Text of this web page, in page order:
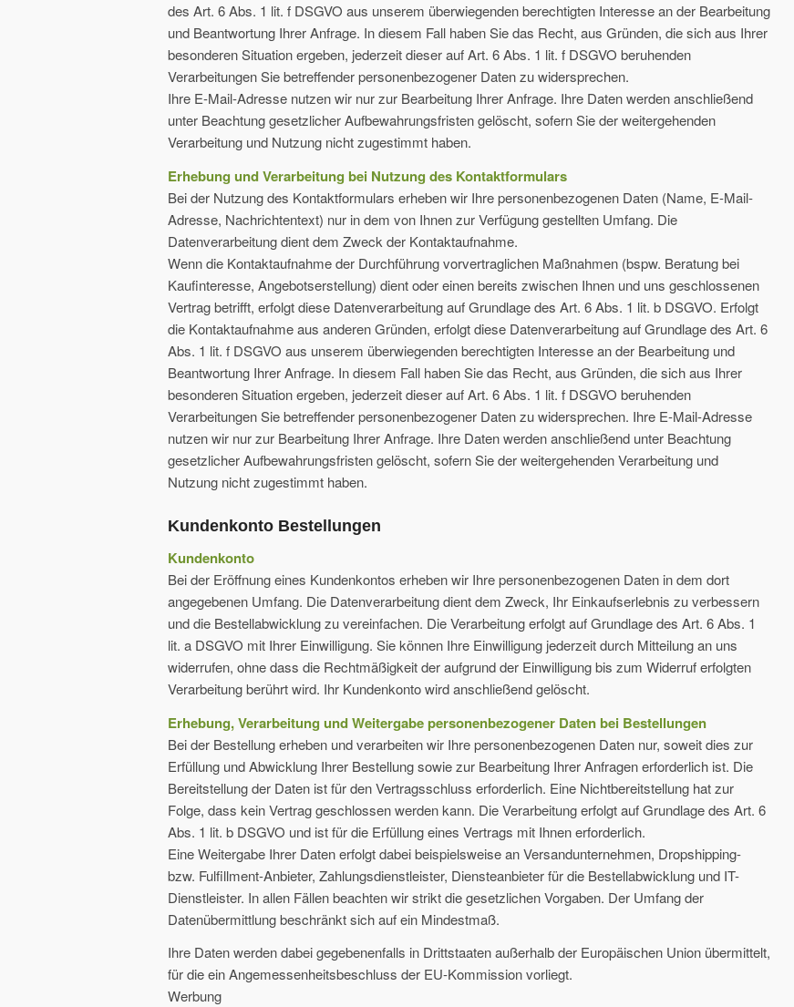
des Art. 6 Abs. 1 lit. f DSGVO aus unserem überwiegenden berechtigten Interesse an der Bearbeitung
und Beantwortung Ihrer Anfrage. In diesem Fall haben Sie das Recht, aus Gründen, die sich aus Ihrer
besonderen Situation ergeben, jederzeit dieser auf Art. 6 Abs. 1 lit. f DSGVO beruhenden
Verarbeitungen Sie betreffender personenbezogener Daten zu widersprechen.
Ihre E-Mail-Adresse nutzen wir nur zur Bearbeitung Ihrer Anfrage. Ihre Daten werden anschließend
unter Beachtung gesetzlicher Aufbewahrungsfristen gelöscht, sofern Sie der weitergehenden
Verarbeitung und Nutzung nicht zugestimmt haben.
Erhebung und Verarbeitung bei Nutzung des Kontaktformulars
Bei der Nutzung des Kontaktformulars erheben wir Ihre personenbezogenen Daten (Name, E-Mail-
Adresse, Nachrichtentext) nur in dem von Ihnen zur Verfügung gestellten Umfang. Die
Datenverarbeitung dient dem Zweck der Kontaktaufnahme.
Wenn die Kontaktaufnahme der Durchführung vorvertraglichen Maßnahmen (bspw. Beratung bei
Kaufinteresse, Angebotserstellung) dient oder einen bereits zwischen Ihnen und uns geschlossenen
Vertrag betrifft, erfolgt diese Datenverarbeitung auf Grundlage des Art. 6 Abs. 1 lit. b DSGVO. Erfolgt
die Kontaktaufnahme aus anderen Gründen, erfolgt diese Datenverarbeitung auf Grundlage des Art. 6
Abs. 1 lit. f DSGVO aus unserem überwiegenden berechtigten Interesse an der Bearbeitung und
Beantwortung Ihrer Anfrage. In diesem Fall haben Sie das Recht, aus Gründen, die sich aus Ihrer
besonderen Situation ergeben, jederzeit dieser auf Art. 6 Abs. 1 lit. f DSGVO beruhenden
Verarbeitungen Sie betreffender personenbezogener Daten zu widersprechen. Ihre E-Mail-Adresse
nutzen wir nur zur Bearbeitung Ihrer Anfrage. Ihre Daten werden anschließend unter Beachtung
gesetzlicher Aufbewahrungsfristen gelöscht, sofern Sie der weitergehenden Verarbeitung und
Nutzung nicht zugestimmt haben.
Kundenkonto Bestellungen
Kundenkonto
Bei der Eröffnung eines Kundenkontos erheben wir Ihre personenbezogenen Daten in dem dort
angegebenen Umfang. Die Datenverarbeitung dient dem Zweck, Ihr Einkaufserlebnis zu verbessern
und die Bestellabwicklung zu vereinfachen. Die Verarbeitung erfolgt auf Grundlage des Art. 6 Abs. 1
lit. a DSGVO mit Ihrer Einwilligung. Sie können Ihre Einwilligung jederzeit durch Mitteilung an uns
widerrufen, ohne dass die Rechtmäßigkeit der aufgrund der Einwilligung bis zum Widerruf erfolgten
Verarbeitung berührt wird. Ihr Kundenkonto wird anschließend gelöscht.
Erhebung, Verarbeitung und Weitergabe personenbezogener Daten bei Bestellungen
Bei der Bestellung erheben und verarbeiten wir Ihre personenbezogenen Daten nur, soweit dies zur
Erfüllung und Abwicklung Ihrer Bestellung sowie zur Bearbeitung Ihrer Anfragen erforderlich ist. Die
Bereitstellung der Daten ist für den Vertragsschluss erforderlich. Eine Nichtbereitstellung hat zur
Folge, dass kein Vertrag geschlossen werden kann. Die Verarbeitung erfolgt auf Grundlage des Art. 6
Abs. 1 lit. b DSGVO und ist für die Erfüllung eines Vertrags mit Ihnen erforderlich.
Eine Weitergabe Ihrer Daten erfolgt dabei beispielsweise an Versandunternehmen, Dropshipping-
bzw. Fulfillment-Anbieter, Zahlungsdienstleister, Diensteanbieter für die Bestellabwicklung und IT-
Dienstleister. In allen Fällen beachten wir strikt die gesetzlichen Vorgaben. Der Umfang der
Datenübermittlung beschränkt sich auf ein Mindestmaß.
Ihre Daten werden dabei gegebenenfalls in Drittstaaten außerhalb der Europäischen Union übermittelt,
für die ein Angemessenheitsbeschluss der EU-Kommission vorliegt.
Werbung